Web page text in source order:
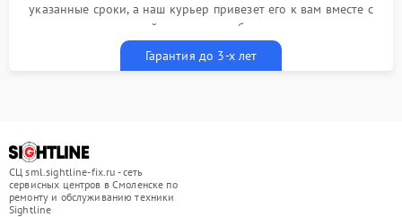
указанные сроки, а наш курьер привезет его к вам вместе с
гарантийным талоном бесплатно
Гарантия до 3-х лет
СЦ sml.sightline-fix.ru - сеть
сервисных центров в Смоленске по
ремонту и обслуживанию техники
Sightline